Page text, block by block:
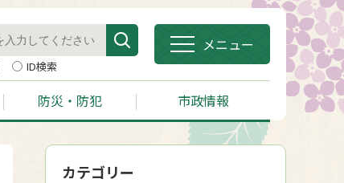
ID検索
メニュー
防災・防犯 市政情報
カテゴリー